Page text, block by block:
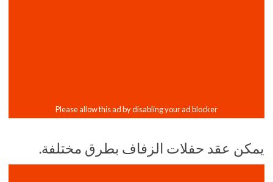
يمكن عقد حفلات الزفاف بطرق مختلفة.